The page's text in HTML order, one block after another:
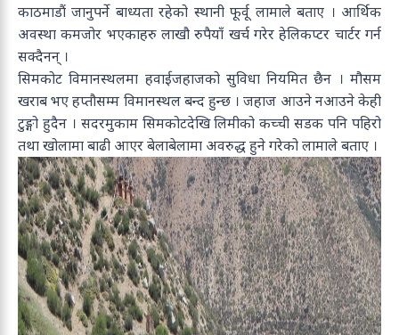
काठमाडौं जानुपर्ने बाध्यता रहेको स्थानी फूर्वू लामाले बताए । आर्थिक
अवस्था कमजोर भएकाहरु लाखौ रुपैयाँ खर्च गरेर हेलिकप्टर चार्टर गर्न
सक्दैनन् ।
सिमकोट विमानस्थलमा हवाईजहाजको सुविधा नियमित छैन । मौसम
खराब भए हप्तौसम्म विमानस्थल बन्द हुन्छ । जहाज आउने नआउने केही
टुङ्गो हुदैन । सदरमुकाम सिमकोटदेखि लिमीको कच्ची सडक पनि पहिरो
तथा खोलामा बाढी आएर बेलाबेलामा अवरुद्ध हुने गरेको लामाले बताए ।